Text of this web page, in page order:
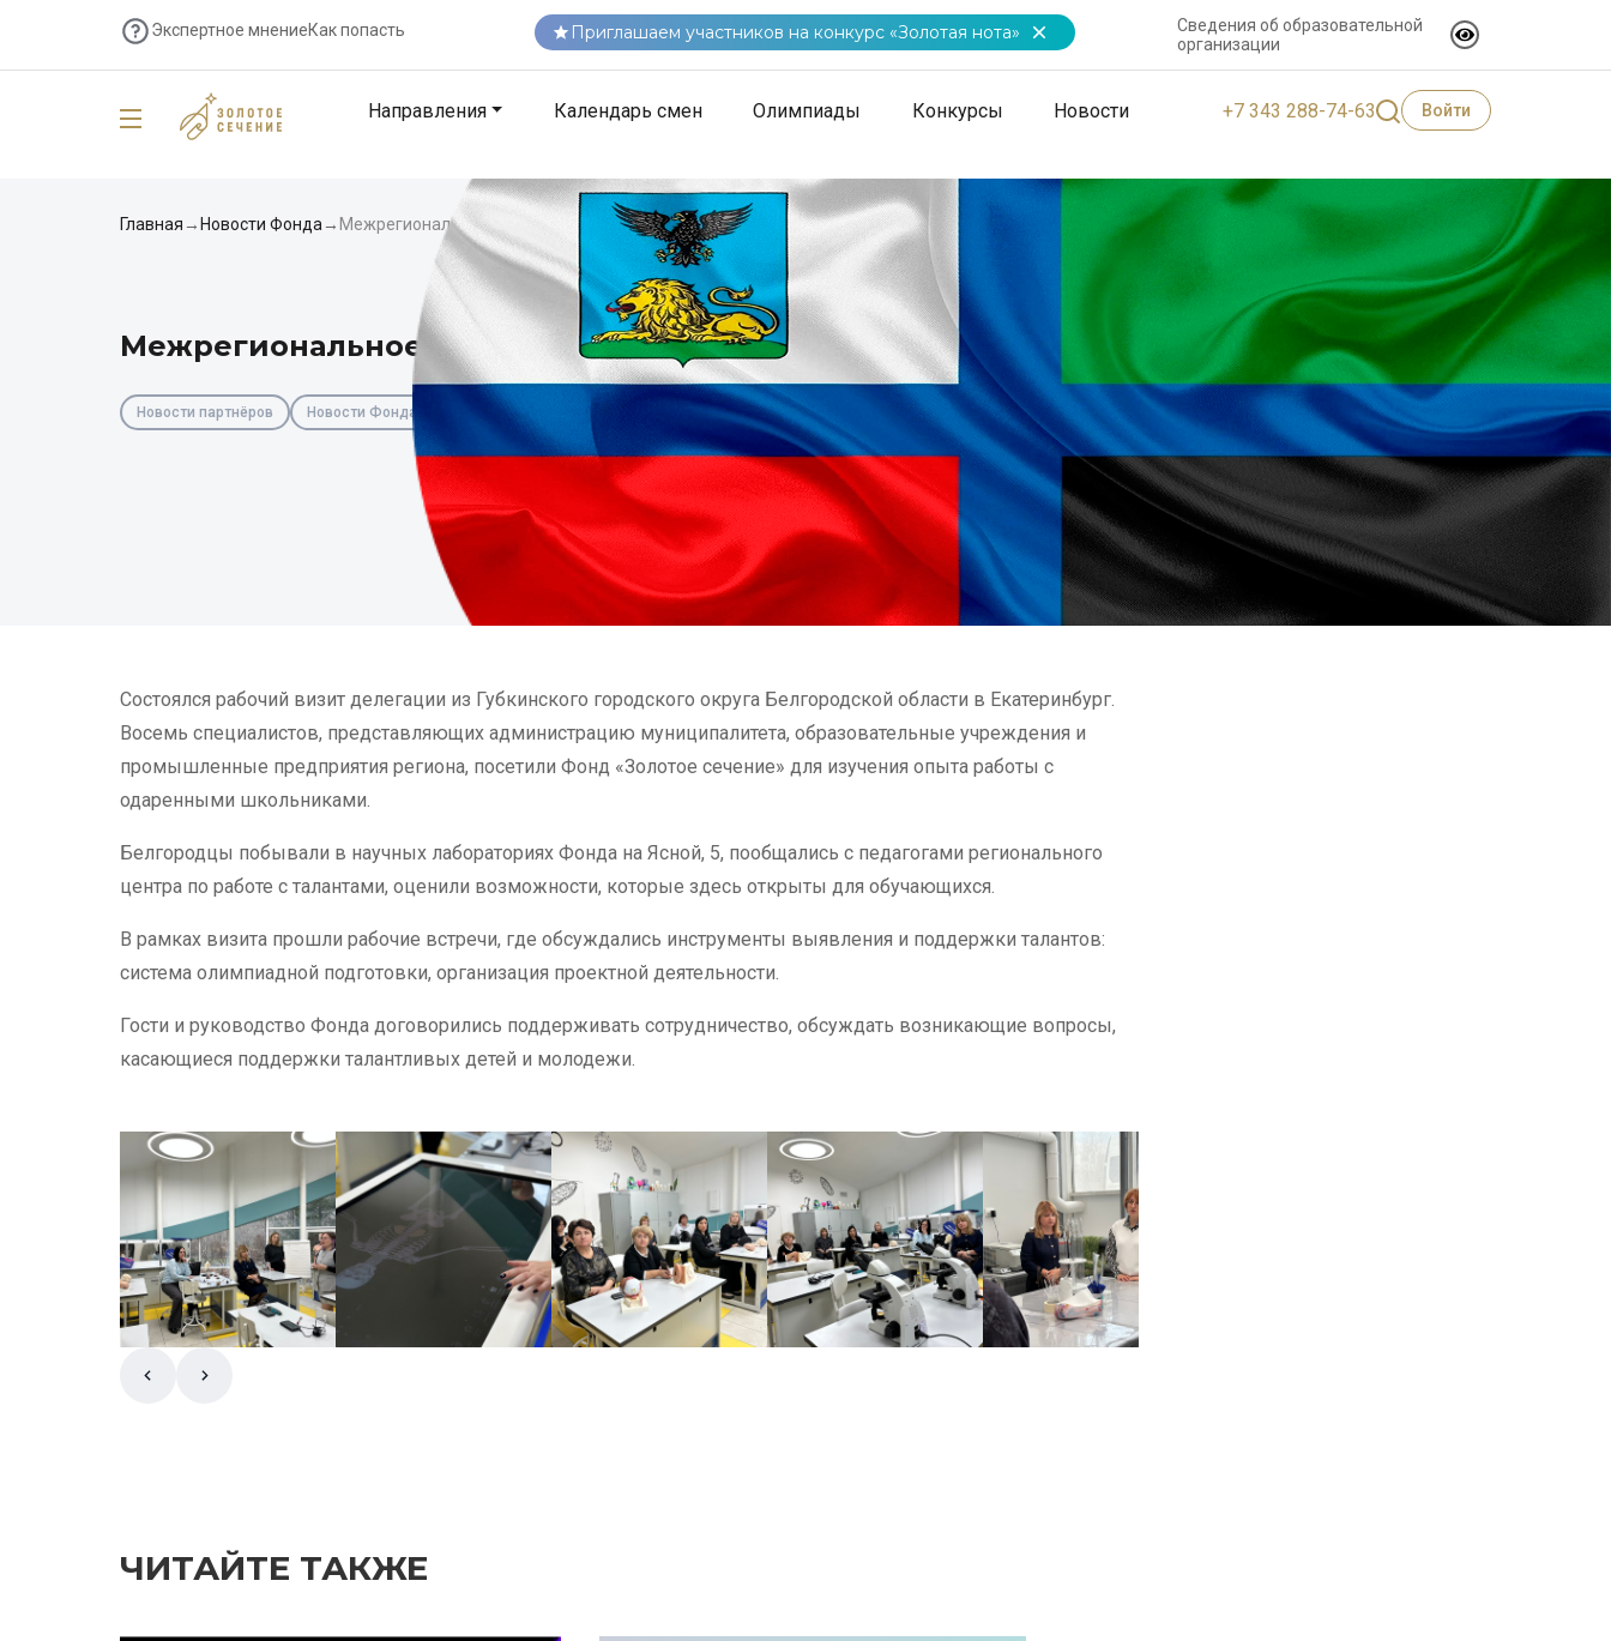
Экспертное мнениеКак попасть Приглашаем участников на конкурс «Золотая нота»
Сведения об образовательной
организации
Направления Календарь смен Олимпиады Конкурсы Новости +7 343 288-74-63 Войти
Главная → Новости Фонда → Межрегиональное сотрудничество
Межрегиональное сотрудничество
Новости партнёров Новости Фонда 29 октября
Состоялся рабочий визит делегации из Губкинского городского округа Белгородской области в Екатеринбург.
Восемь специалистов, представляющих администрацию муниципалитета, образовательные учреждения и
промышленные предприятия региона, посетили Фонд «Золотое сечение» для изучения опыта работы с
одаренными школьниками.
Белгородцы побывали в научных лабораториях Фонда на Ясной, 5, пообщались с педагогами регионального
центра по работе с талантами, оценили возможности, которые здесь открыты для обучающихся.
В рамках визита прошли рабочие встречи, где обсуждались инструменты выявления и поддержки талантов:
система олимпиадной подготовки, организация проектной деятельности.
Гости и руководство Фонда договорились поддерживать сотрудничество, обсуждать возникающие вопросы,
касающиеся поддержки талантливых детей и молодежи.
ЧИТАЙТЕ ТАКЖЕ